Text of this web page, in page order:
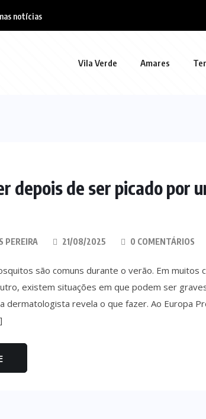
notícias
Vila Verde Amares
depois de ser picado por
PEREIRA 21/08/2025 0 COMENTÁRIOS
são comuns durante o verão. Em muitos
existem situações em que podem ser
dermatologista revela o que fazer. Ao Europa